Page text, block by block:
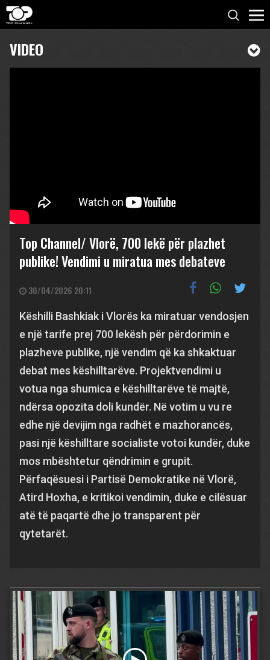
VIDEO
Top Channel/ Vlorë, 700 lekë për plazhet
publike! Vendimi u miratua mes debateve
30/04/2026 20:11
Këshilli Bashkiak i Vlorës ka miratuar vendosjen
e një tarife prej 700 lekësh për përdorimin e
plazheve publike, një vendim që ka shkaktuar
debat mes këshilltarëve. Projektvendimi u
votua nga shumica e këshilltarëve të majtë,
ndërsa opozita doli kundër. Në votim u vu re
edhe një devijim nga radhët e mazhorancës,
pasi një këshilltare socialiste votoi kundër, duke
mos mbështetur qëndrimin e grupit.
Përfaqësuesi i Partisë Demokratike në Vlorë,
Atird Hoxha, e kritikoi vendimin, duke e cilësuar
atë të paqartë dhe jo transparent për
qytetarët.